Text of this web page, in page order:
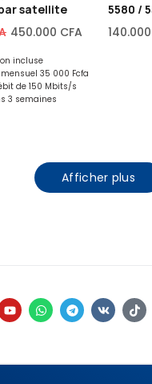
satellite
450.000 CFA
incluse
35 000 Fcfa
de 150 Mbits/s
3 semaines
5580 /
500Go
140.000
Afficher plus